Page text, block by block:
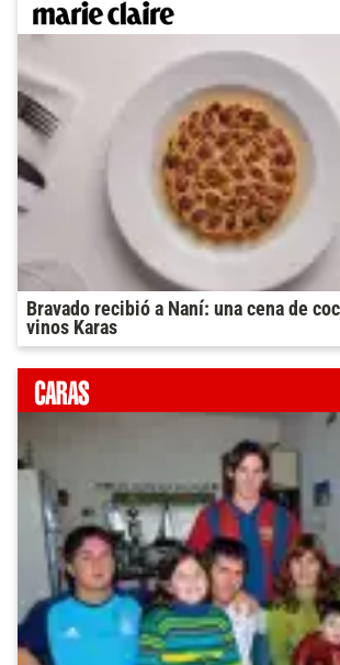
Bravado recibió a Naní: una cena de
vinos Karas